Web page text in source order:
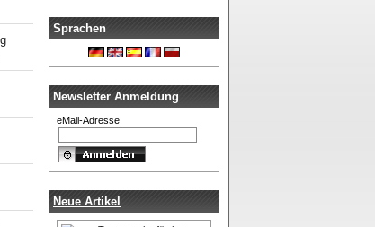
Sprachen
Newsletter Anmeldung
eMail-Adresse
Neue Artikel